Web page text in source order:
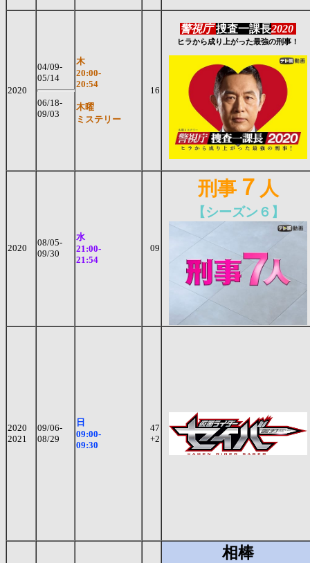
2020
04/09-
05/14
06/18-
09/03
木
20:00-
20:54
木曜
ミステリー
16
警視庁捜査一課長2020
ヒラから成り上がった最強の刑事！
2020
08/05-
09/30
水
21:00-
21:54
09
刑事７ 人
【シーズン６】
2020
2021
09/06-
08/29
日
09:00-
09:30
47
+2
相棒